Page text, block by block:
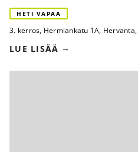
HETI VAPAA
3. kerros, Hermiankatu 1A,
LUE LISÄÄ